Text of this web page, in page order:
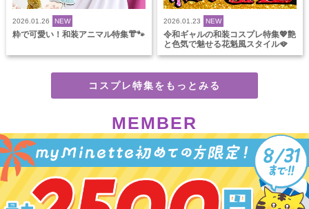
2026.01.26 NEW
粋で可愛い！和装アニマル特集👘🐾
2026.01.23 NEW
令和ギャルの和装コスプレ特集💖艶
と色気で魅せる花魁風スタイル🪭
コスプレ特集をもっとみる
MEMBER